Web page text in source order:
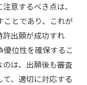
認
ト
ているか
意するべき点は、
とであり、これが
許出願が成功すれ
位性を確保するこ
のは、出願後も審査
、適切に対応する